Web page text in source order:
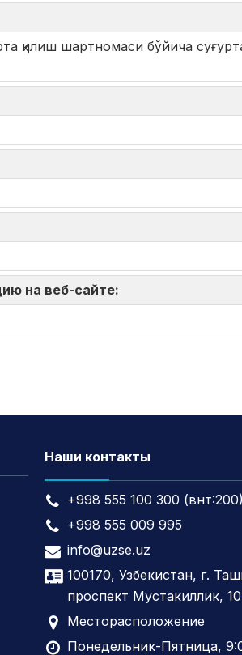
қилиш шартномаси бўйича
на веб-сайте:
Наши контакты
+998 555 100 300 (внт:200)
+998 555 009 995
info@uzse.uz
100170, Узбекистан, г.
проспект Мустакиллик,
Месторасположение
Понедельник-Пятница,